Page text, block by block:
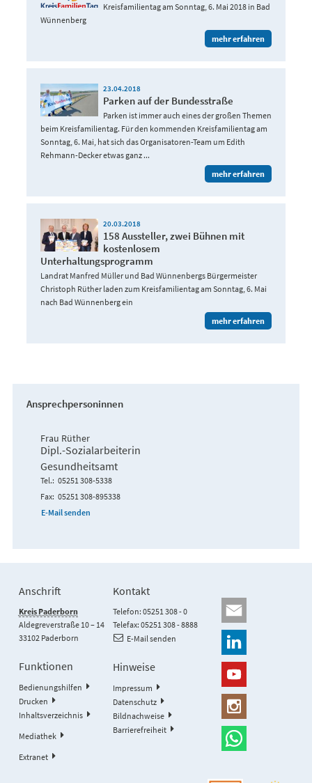
Kreisfamilientag am Sonntag, 6. Mai 2018 in Bad
Wünnenberg
mehr erfahren
23.04.2018
Parken auf der Bundesstraße
Parken ist immer auch eines der großen Themen
beim Kreisfamilientag. Für den kommenden Kreisfamilientag am
Sonntag, 6. Mai, hat sich das Organisatoren-Team um Edith
Rehmann-Decker etwas ganz ...
mehr erfahren
20.03.2018
158 Aussteller, zwei Bühnen mit
kostenlosem
Unterhaltungsprogramm
Landrat Manfred Müller und Bad Wünnenbergs Bürgermeister
Christoph Rüther laden zum Kreisfamilientag am Sonntag, 6. Mai
nach Bad Wünnenberg ein
mehr erfahren
Ansprechpersoninnen
Frau Rüther
Dipl.-Sozialarbeiterin
Gesundheitsamt
Tel. 05251 308-5338
Fax 05251 308-895338
E-Mail senden
Anschrift
Kreis Paderborn
Aldegreverstraße 10 – 14
33102 Paderborn
Kontakt
Telefon: 05251 308 - 0
Telefax: 05251 308 - 8888
E-Mail senden
Funktionen
Bedienungshilfen
Drucken
Inhaltsverzeichnis
Mediathek
Extranet
Hinweise
Impressum
Datenschutz
Bildnachweise
Barrierefreiheit